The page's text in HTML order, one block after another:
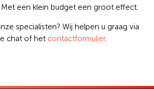
een klein budget een groot effect.
specialisten? Wij helpen u graag via
chat of het contactformulier.